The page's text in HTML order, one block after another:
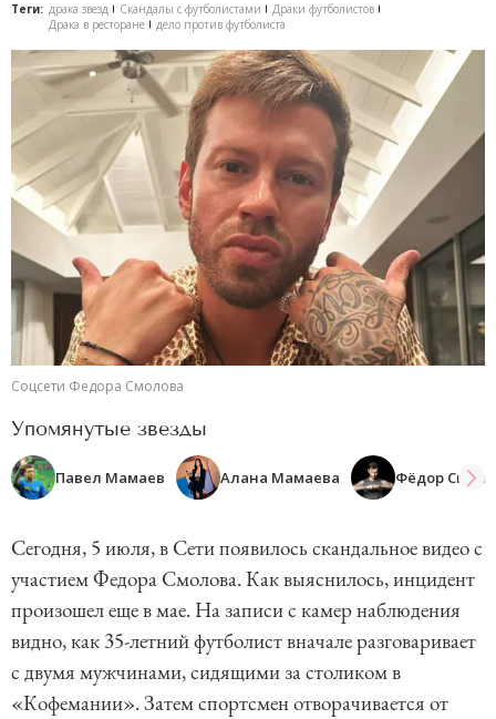
Теги: драка звезд Скандалы с футболистами
Драки футболистов
Драка в ресторане
дело против футболиста
Соцсети Федора Смолова
Упомянутые звезды
Павел Мамаев Алана Мамаева Фёдор
Сегодня, 5 июля, в Сети появилось скандальное видео с
участием Федора Смолова. Как выяснилось, инцидент
произошел еще в мае. На записи с камер наблюдения
видно, как 35-летний футболист вначале разговаривает
с двумя мужчинами, сидящими за столиком в
«Кофемании». Затем спортсмен отворачивается от